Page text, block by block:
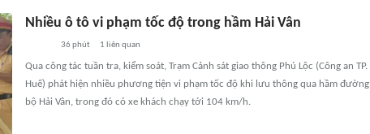
Nhiều ô tô vi phạm tốc độ trong hầm Hải Vân
36 phút 1 liên quan
Qua công tác tuần tra, kiểm soát, Trạm Cảnh sát giao thông Phú Lộc (Công an TP.
Huế) phát hiện nhiều phương tiện vi phạm tốc độ khi lưu thông qua hầm đường
bộ Hải Vân, trong đó có xe khách chạy tới 104 km/h.